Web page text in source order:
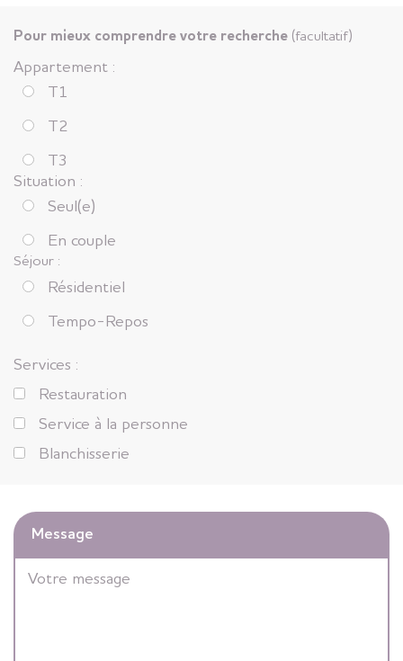
Pour mieux comprendre votre recherche (facultatif)
Appartement :
T1
T2
T3
Situation :
Seul(e)
En couple
Séjour :
Résidentiel
Tempo-Repos
Services :
Restauration
Service à la personne
Blanchisserie
Message